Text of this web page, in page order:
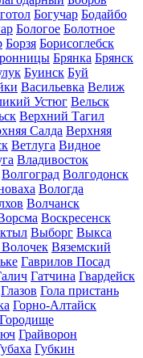
Богучар Бодайбо
Бологое Болотное
Борзя Борисоглебск
Брянка Брянск
Буинск Буй
Васильевка Велиж
Устюг Вельск
Верхний Тагил
Салда Верхняя
Ветлуга Видное
Владивосток
Волгоград Волгодонск
Вологда
Волчанск
Воскресенск
Выборг Выкса
Вяземский
Гаврилов Посад
Гатчина Гвардейск
Глазов Гола пристань
Горно-Алтайск
Городище
Грайворон
Губкин